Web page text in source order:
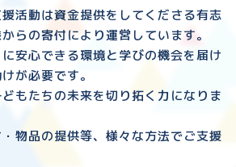
活動は資金提供をしてくださる有志
らの寄付により運営しています。
安心できる環境と 学びの機会を届け
が必要です。
もたちの未来を切り拓く力になりま
物品の提供等、様々な方法でご支援